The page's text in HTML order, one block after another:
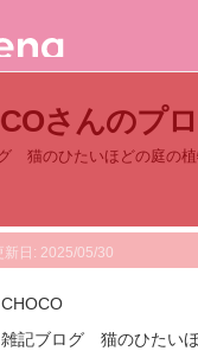
さんのプ
猫のひたいほどの庭の
新日: 2025/05/30
CHOCO
雑記ブログ 猫のひたい